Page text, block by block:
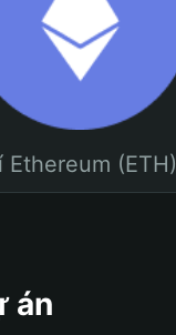
Ethereum (ETH)
án